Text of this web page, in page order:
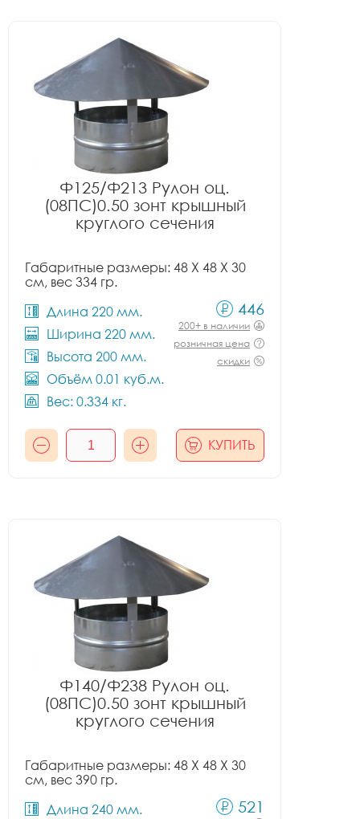
Ф125/Ф213 Рулон оц.
(08ПС)0.50 зонт крышный
круглого сечения
Габаритные размеры: 48 X 48 X 30
см, вес 334 гр.
Длина 220 мм.
Ширина 220 мм.
Высота 200 мм.
Объём 0.01 куб.м.
Вес: 0.334 кг.
446
200+ в наличии
розничная цена
скидки
КУПИТЬ
Ф140/Ф238 Рулон оц.
(08ПС)0.50 зонт крышный
круглого сечения
Габаритные размеры: 48 X 48 X 30
см, вес 390 гр.
Длина 240 мм.
521